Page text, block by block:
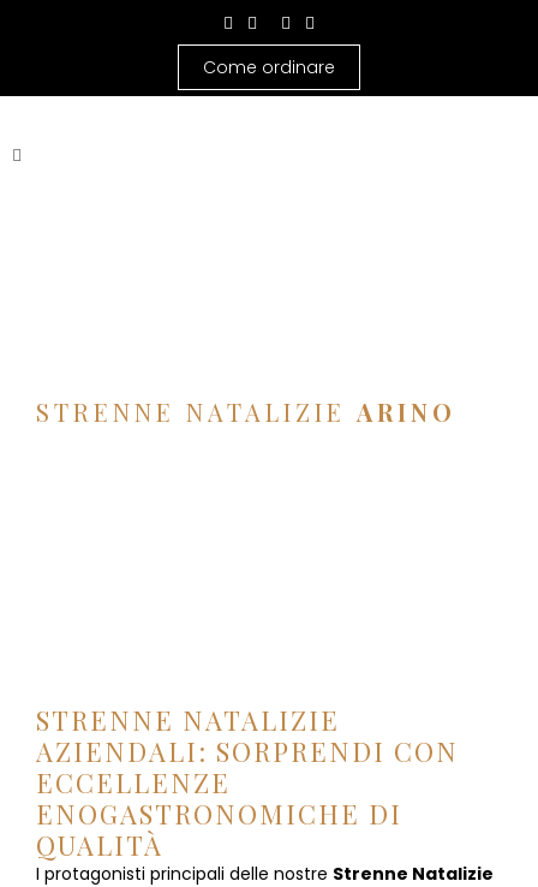
Come ordinare
STRENNE NATALIZIE ARINO
STRENNE NATALIZIE
AZIENDALI: SORPRENDI CON
ECCELLENZE
ENOGASTRONOMICHE DI
QUALITÀ
I protagonisti principali delle nostre Strenne Natalizie